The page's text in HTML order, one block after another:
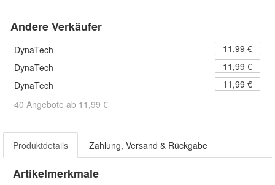
Andere Verkäufer
DynaTech
11,99 €
DynaTech
11,99 €
DynaTech
11,99 €
40 Angebote ab 11,99 €
Produktdetails Zahlung, Versand & Rückgabe
Artikelmerkmale